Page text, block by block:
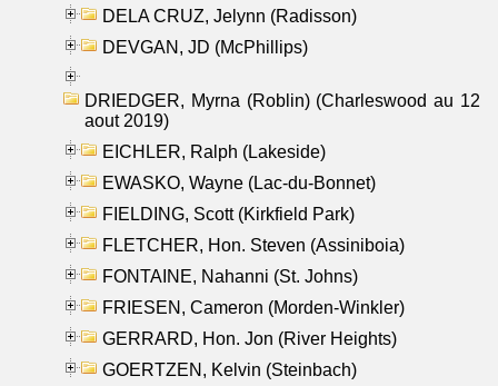
DELA CRUZ, Jelynn (Radisson)
DEVGAN, JD (McPhillips)
DRIEDGER, Myrna (Roblin) (Charleswood au 12
aout 2019)
EICHLER, Ralph (Lakeside)
EWASKO, Wayne (Lac-du-Bonnet)
FIELDING, Scott (Kirkfield Park)
FLETCHER, Hon. Steven (Assiniboia)
FONTAINE, Nahanni (St. Johns)
FRIESEN, Cameron (Morden-Winkler)
GERRARD, Hon. Jon (River Heights)
GOERTZEN, Kelvin (Steinbach)